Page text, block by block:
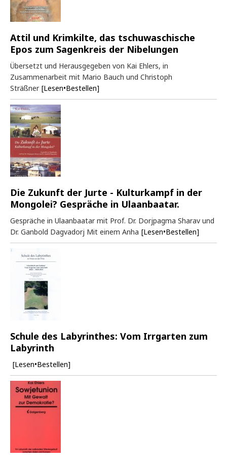
Attil und Krimkilte, das tschuwaschische
Epos zum Sagenkreis der Nibelungen
Übersetzt und Herausgegeben von Kai Ehlers, in
Zusammenarbeit mit Mario Bauch und Christoph
Sträßner [Lesen•Bestellen]
Die Zukunft der Jurte - Kulturkampf in der
Mongolei? Gespräche in Ulaanbaatar.
Gespräche in Ulaanbaatar mit Prof. Dr. Dorjpagma Sharav und
Dr. Ganbold Dagvadorj Mit einem Anha [Lesen•Bestellen]
Schule des Labyrinthes: Vom Irrgarten zum
Labyrinth
[Lesen•Bestellen]